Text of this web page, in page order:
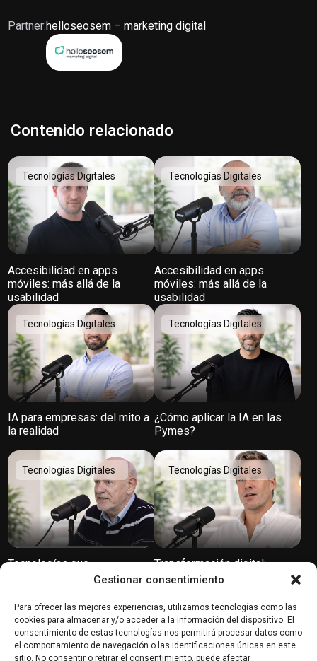
Gestionar consentimiento
Para ofrecer las mejores experiencias, utilizamos tecnologías como las
cookies para almacenar y/o acceder a la información del dispositivo. El
consentimiento de estas tecnologías nos permitirá procesar datos como
el comportamiento de navegación o las identificaciones únicas en este
sitio. No consentir o retirar el consentimiento, puede afectar
Partner:helloseosem – marketing digital
Contenido relacionado
Tecnologías Digitales
Accesibilidad en apps
móviles: más allá de la
usabilidad
Tecnologías Digitales
Accesibilidad en apps
móviles: más allá de la
usabilidad
Tecnologías Digitales
IA para empresas: del mito a
la realidad
Tecnologías Digitales
¿Cómo aplicar la IA en las
Pymes?
Tecnologías Digitales
Tecnologías que
transformarán el mundo
Tecnologías Digitales
Transformación digital:
Innovación, cultura y
Tecnologías Digitales Tecnologías Digitales